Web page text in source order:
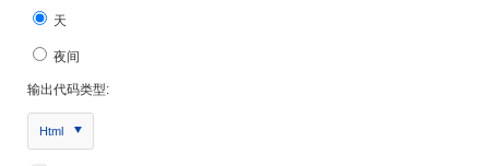
天
夜间
输出代码类型:
Html